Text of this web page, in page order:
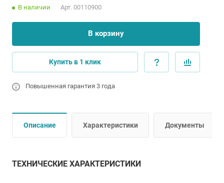
В наличии Арт. 00110900
В корзину
Купить в 1 клик
Повышенная гарантия 3 года
Описание Характеристики Документы
ТЕХНИЧЕСКИЕ ХАРАКТЕРИСТИКИ